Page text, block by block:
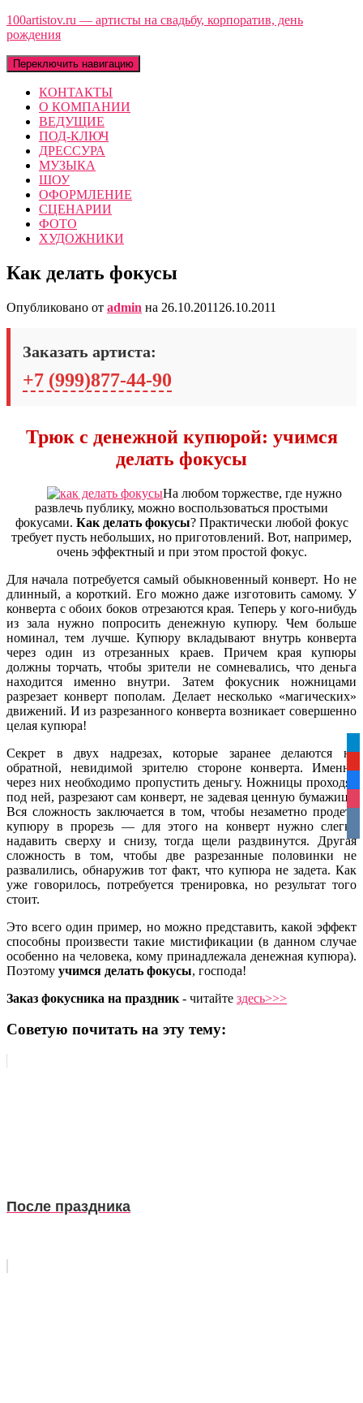
100artistov.ru — артисты на свадьбу, корпоратив, день
рождения
Переключить навигацию
КОНТАКТЫ
О КОМПАНИИ
ВЕДУЩИЕ
ПОД-КЛЮЧ
ДРЕССУРА
МУЗЫКА
ШОУ
ОФОРМЛЕНИЕ
СЦЕНАРИИ
ФОТО
ХУДОЖНИКИ
Как делать фокусы
Опубликовано от admin на 26.10.2011 26.10.2011
Заказать артиста:
+7 (999)877-44-90
Трюк с денежной купюрой: учимся
делать фокусы
На любом торжестве, где нужно
развлечь публику, можно воспользоваться простыми
фокусами. Как делать фокусы? Практически любой фокус
требует пусть небольших, но приготовлений. Вот, например,
очень эффектный и при этом простой фокус.
Для начала потребуется самый обыкновенный конверт. Но не
длинный, а короткий. Его можно даже изготовить самому. У
конверта с обоих боков отрезаются края. Теперь у кого-нибудь
из зала нужно попросить денежную купюру. Чем больше
номинал, тем лучше. Купюру вкладывают внутрь конверта
через один из отрезанных краев. Причем края купюры
должны торчать, чтобы зрители не сомневались, что деньга
находится именно внутри. Затем фокусник ножницами
разрезает конверт пополам. Делает несколько «магических»
движений. И из разрезанного конверта возникает совершенно
целая купюра!
Секрет в двух надрезах, которые заранее делаются на
обратной, невидимой зрителю стороне конверта. Именно
через них необходимо пропустить деньгу. Ножницы проходят
под ней, разрезают сам конверт, не задевая ценную бумажицу.
Вся сложность заключается в том, чтобы незаметно продеть
купюру в прорезь — для этого на конверт нужно слегка
надавить сверху и снизу, тогда щели раздвинутся. Другая
сложность в том, чтобы две разрезанные половинки не
развалились, обнаружив тот факт, что купюра не задета. Как
уже говорилось, потребуется тренировка, но результат того
стоит.
Это всего один пример, но можно представить, какой эффект
способны произвести такие мистификации (в данном случае
особенно на человека, кому принадлежала денежная купюра).
Поэтому учимся делать фокусы, господа!
Заказ фокусника на праздник - читайте здесь>>>
Советую почитать на эту тему:
После праздника